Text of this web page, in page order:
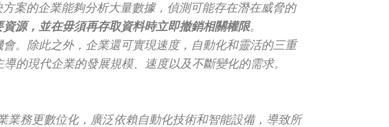
案的企業能夠分析大量數據，偵測可能存在潛在威脅的
源，並在毋須再存取資料時立即撤銷相關權限。
。除此之外，企業還可實現速度，自動化和靈活的三重
的現代企業的發展規模、速度以及不斷變化的需求。
務更數位化，廣泛依賴自動化技術和智能設備，導致所